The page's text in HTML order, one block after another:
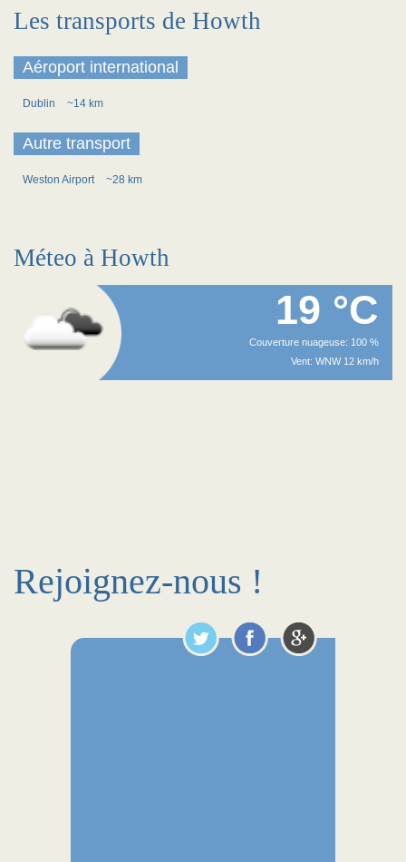
Les transports de Howth
Aéroport international
Dublin ~14 km
Autre transport
Weston Airport ~28 km
Méteo à Howth
19 °C
Couverture nuageuse: 100 %
Vent: WNW 12 km/h
Rejoignez-nous !